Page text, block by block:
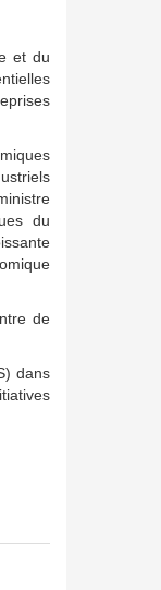
et du
du
de
dans